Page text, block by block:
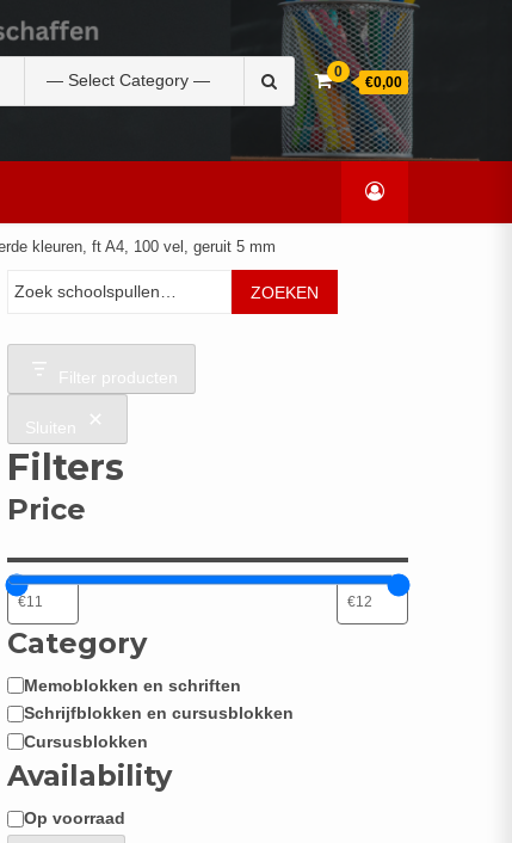
naar:
0
€0,00
kleuren, ft A4, 100 vel, geruit 5 mm
ZOEKEN
Filter producten
Sluiten
Filters
Price
Category
Categorie
Memoblokken en schriften
Schrijfblokken en cursusblokken
Cursusblokken
Availability
Beschikbaarheid
Op voorraad